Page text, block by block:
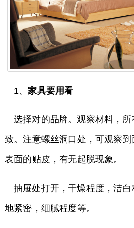
1、家具要用看
选择对的品牌。观察材料，
致。注意螺丝洞口处，可观察
表面的贴皮，有无起脱现象。
抽屉处打开，干燥程度，洁
地紧密，细腻程度等。